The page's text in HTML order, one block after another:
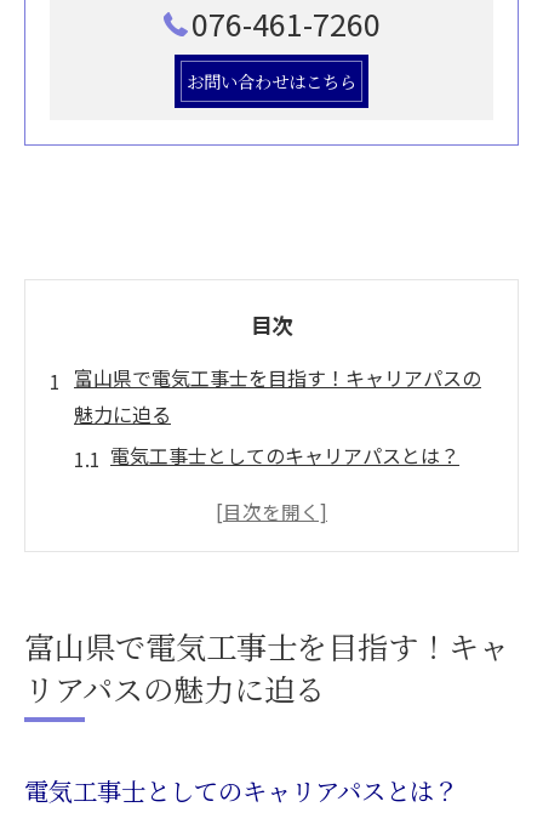
076-461-7260
お問い合わせはこちら
目次
富山県で電気工事士を目指す！キャリアパスの
魅力に迫る
電気工事士としてのキャリアパスとは？
富山県での電気工事士の需要と魅力
富山県での電気工事業界の将来展望
電気工事士のスキルアップ！富山県での具体的
地域に根ざしたスキルアッププログラム
富山県で電気工事士を目指す！キャ
リアパスの魅力に迫る
電気工事士としてのキャリアパスとは？